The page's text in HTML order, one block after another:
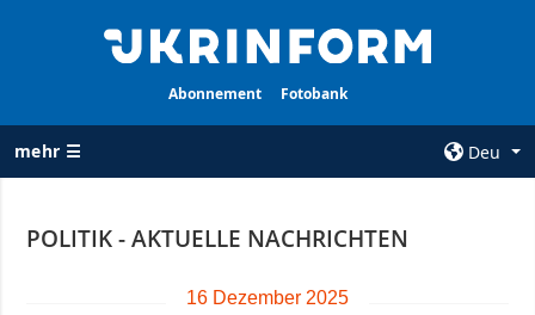
Abonnement Fotobank
mehr ☰
Deu
Über uns
POLITIK - AKTUELLE NACHRICHTEN
16 Dezember 2025